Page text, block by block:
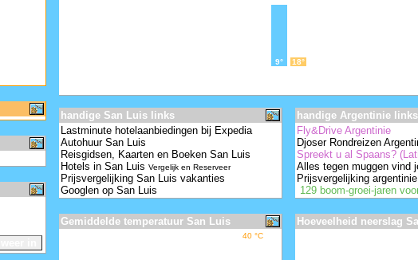
9° 18°
handige San Luis links
Lastminute hotelaanbiedingen bij Expedia
Autohuur San Luis
Reisgidsen, Kaarten en Boeken San Luis
Hotels in San Luis Vergelijk en Reserveer
Prijsvergelijking San Luis vakanties
Googlen op San Luis
Gemiddelde temperatuur San Luis
40°C
handige Argentinie links
Fly&Drive Argentinie
Djoser Rondreizen
Spreekt u al Spaans?
Alles tegen muggen vind
Prijsvergelijking
129 boom-groei-jaren
Hoeveelheid neerslag